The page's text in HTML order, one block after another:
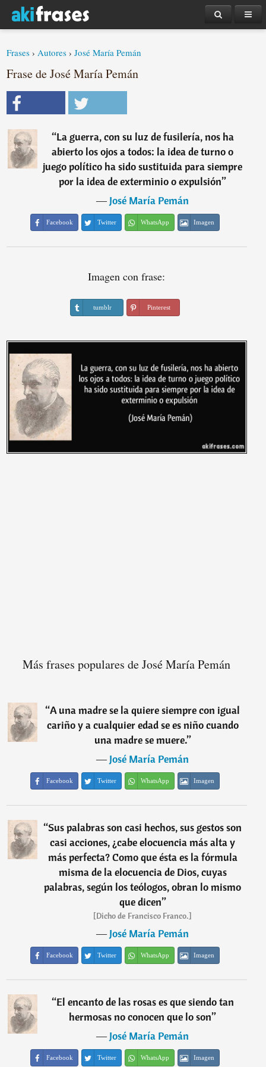
Frases ›Autores ›José María Pemán
Frase de José María Pemán
“La guerra, con su luz de fusilería, nos ha
abierto los ojos a todos: la idea de turno o
juego político ha sido sustituida para siempre
por la idea de exterminio o expulsión”
―José María Pemán
Facebook Twitter WhatsApp Imagen
Imagen con frase:
tumblr Pinterest
Más frases populares de José María Pemán
“A una madre se la quiere siempre con igual
cariño y a cualquier edad se es niño cuando
una madre se muere.”
―José María Pemán
Facebook Twitter WhatsApp Imagen
“Sus palabras son casi hechos, sus gestos son
casi acciones, ¿cabe elocuencia más alta y
más perfecta? Como que ésta es la fórmula
misma de la elocuencia de Dios, cuyas
palabras, según los teólogos, obran lo mismo
que dicen”
[Dicho de Francisco Franco.]
―José María Pemán
Facebook Twitter WhatsApp Imagen
“El encanto de las rosas es que siendo tan
hermosas no conocen que lo son”
―José María Pemán
Facebook Twitter WhatsApp Imagen